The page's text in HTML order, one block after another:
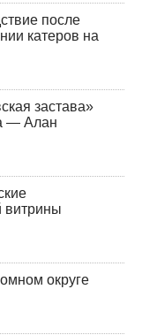
после
катеров на
застава»
— Алан
витрины
округе